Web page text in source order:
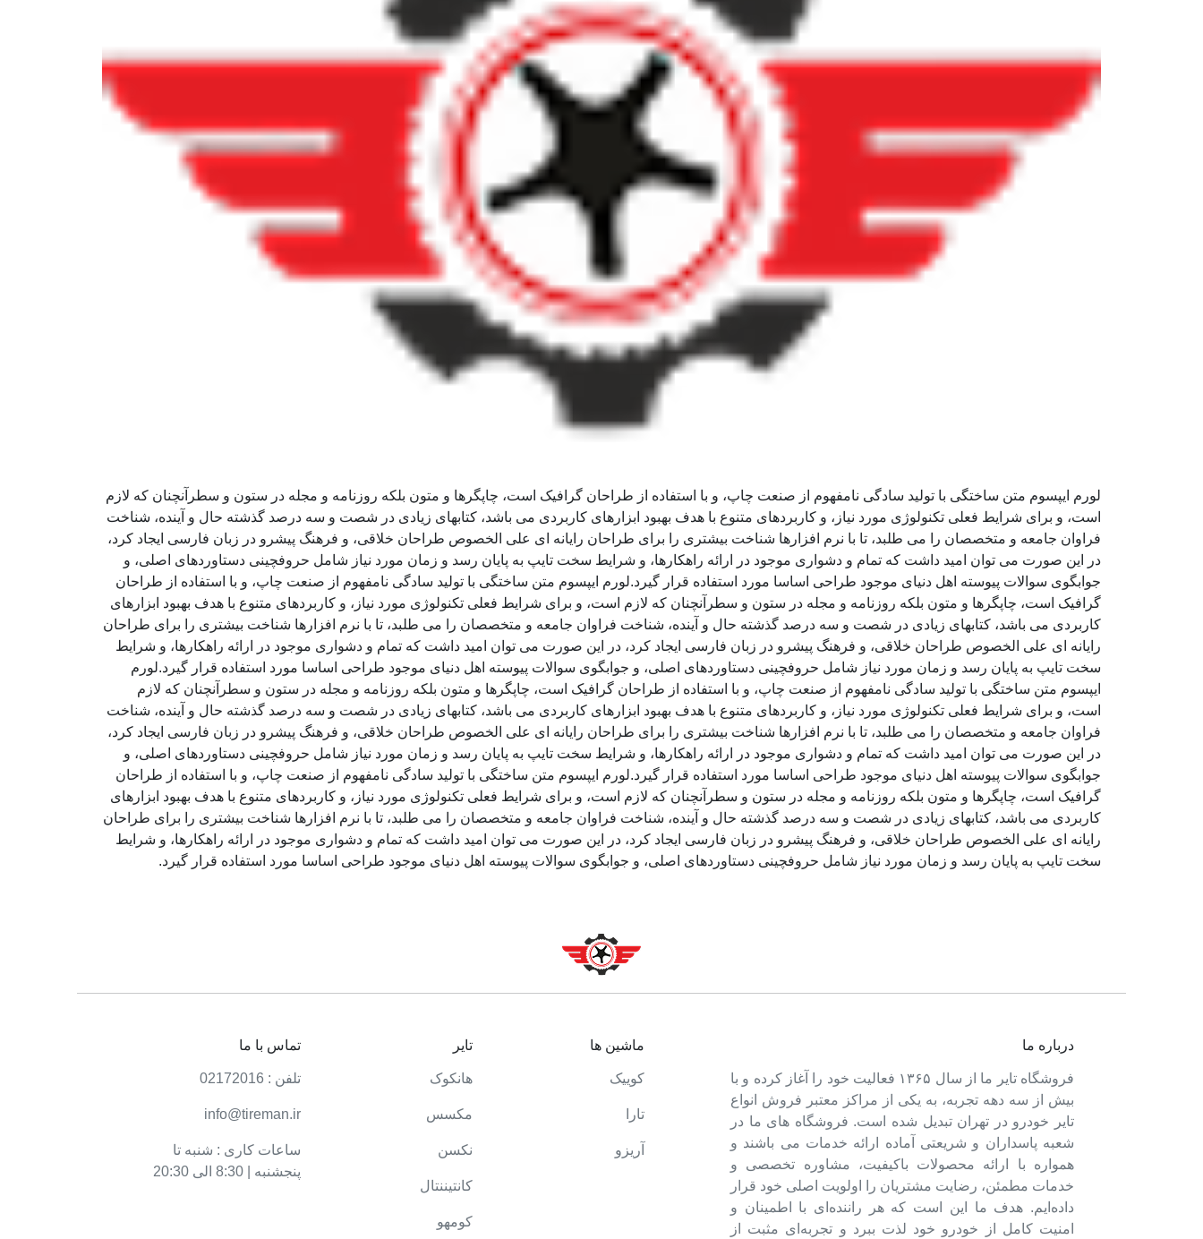
لورم ایپسوم متن ساختگی با تولید سادگی نامفهوم از صنعت چاپ، و با استفاده از طراحان گرافیک است، چاپگرها و متون بلکه روزنامه و مجله در ستون و سطرآنچنان که لازم
است، و برای شرایط فعلی تکنولوژی مورد نیاز، و کاربردهای متنوع با هدف بهبود ابزارهای کاربردی می باشد، کتابهای زیادی در شصت و سه درصد گذشته حال و آینده، شناخت
فراوان جامعه و متخصصان را می طلبد، تا با نرم افزارها شناخت بیشتری را برای طراحان رایانه ای علی الخصوص طراحان خلاقی، و فرهنگ پیشرو در زبان فارسی ایجاد کرد،
در این صورت می توان امید داشت که تمام و دشواری موجود در ارائه راهکارها، و شرایط سخت تایپ به پایان رسد و زمان مورد نیاز شامل حروفچینی دستاوردهای اصلی، و
جوابگوی سوالات پیوسته اهل دنیای موجود طراحی اساسا مورد استفاده قرار گیرد.لورم ایپسوم متن ساختگی با تولید سادگی نامفهوم از صنعت چاپ، و با استفاده از طراحان
گرافیک است، چاپگرها و متون بلکه روزنامه و مجله در ستون و سطرآنچنان که لازم است، و برای شرایط فعلی تکنولوژی مورد نیاز، و کاربردهای متنوع با هدف بهبود ابزارهای
کاربردی می باشد، کتابهای زیادی در شصت و سه درصد گذشته حال و آینده، شناخت فراوان جامعه و متخصصان را می طلبد، تا با نرم افزارها شناخت بیشتری را برای طراحان
رایانه ای علی الخصوص طراحان خلاقی، و فرهنگ پیشرو در زبان فارسی ایجاد کرد، در این صورت می توان امید داشت که تمام و دشواری موجود در ارائه راهکارها، و شرایط
سخت تایپ به پایان رسد و زمان مورد نیاز شامل حروفچینی دستاوردهای اصلی، و جوابگوی سوالات پیوسته اهل دنیای موجود طراحی اساسا مورد استفاده قرار گیرد.لورم
ایپسوم متن ساختگی با تولید سادگی نامفهوم از صنعت چاپ، و با استفاده از طراحان گرافیک است، چاپگرها و متون بلکه روزنامه و مجله در ستون و سطرآنچنان که لازم
است، و برای شرایط فعلی تکنولوژی مورد نیاز، و کاربردهای متنوع با هدف بهبود ابزارهای کاربردی می باشد، کتابهای زیادی در شصت و سه درصد گذشته حال و آینده، شناخت
فراوان جامعه و متخصصان را می طلبد، تا با نرم افزارها شناخت بیشتری را برای طراحان رایانه ای علی الخصوص طراحان خلاقی، و فرهنگ پیشرو در زبان فارسی ایجاد کرد،
در این صورت می توان امید داشت که تمام و دشواری موجود در ارائه راهکارها، و شرایط سخت تایپ به پایان رسد و زمان مورد نیاز شامل حروفچینی دستاوردهای اصلی، و
جوابگوی سوالات پیوسته اهل دنیای موجود طراحی اساسا مورد استفاده قرار گیرد.لورم ایپسوم متن ساختگی با تولید سادگی نامفهوم از صنعت چاپ، و با استفاده از طراحان
گرافیک است، چاپگرها و متون بلکه روزنامه و مجله در ستون و سطرآنچنان که لازم است، و برای شرایط فعلی تکنولوژی مورد نیاز، و کاربردهای متنوع با هدف بهبود ابزارهای
کاربردی می باشد، کتابهای زیادی در شصت و سه درصد گذشته حال و آینده، شناخت فراوان جامعه و متخصصان را می طلبد، تا با نرم افزارها شناخت بیشتری را برای طراحان
رایانه ای علی الخصوص طراحان خلاقی، و فرهنگ پیشرو در زبان فارسی ایجاد کرد، در این صورت می توان امید داشت که تمام و دشواری موجود در ارائه راهکارها، و شرایط
سخت تایپ به پایان رسد و زمان مورد نیاز شامل حروفچینی دستاوردهای اصلی، و جوابگوی سوالات پیوسته اهل دنیای موجود طراحی اساسا مورد استفاده قرار گیرد.
درباره ما
فروشگاه تایر ما از سال ۱۳۶۵ فعالیت خود را آغاز کرده و با
بیش از سه دهه تجربه، به یکی از مراکز معتبر فروش انواع
تایر خودرو در تهران تبدیل شده است. فروشگاه های ما در
شعبه پاسداران و شریعتی آماده ارائه خدمات می باشند و
همواره با ارائه محصولات باکیفیت، مشاوره تخصصی و
خدمات مطمئن، رضایت مشتریان را اولویت اصلی خود قرار
داده‌ایم. هدف ما این است که هر راننده‌ای با اطمینان و
امنیت کامل از خودرو خود لذت ببرد و تجربه‌ای مثبت از
ماشین ها
کوییک
تارا
آریزو
تایر
هانکوک
مکسس
نکسن
کانتیننتال
کومهو
تماس با ما
تلفن : 02172016
info@tireman.ir
ساعات کاری : شنبه تا
پنجشنبه | 8:30 الی 20:30